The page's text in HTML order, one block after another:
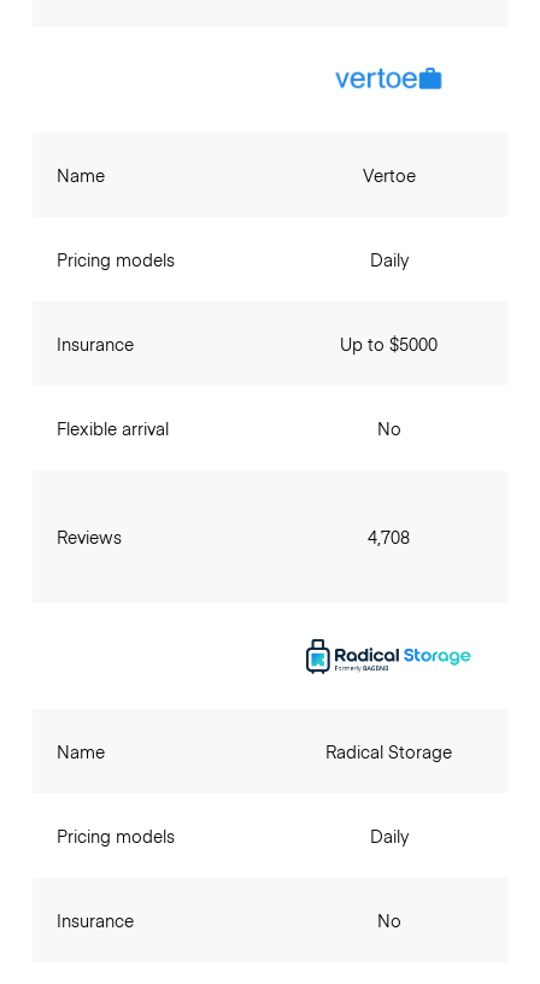
Name
Pricing models
Insurance
Flexible arrival
Reviews
Vertoe
Daily
Up to $5000
No
4,708
Name
Pricing models
Insurance
Radical Storage
Daily
No